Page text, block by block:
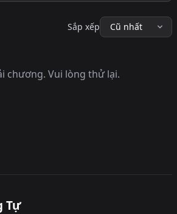
Sắp xếp
chương. Vui lòng thử lại.
Tự